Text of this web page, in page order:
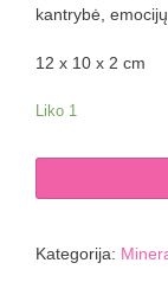
kantrybė,
12 x 10 x 2 cm
Liko 1
kiekis:
Kategorija: